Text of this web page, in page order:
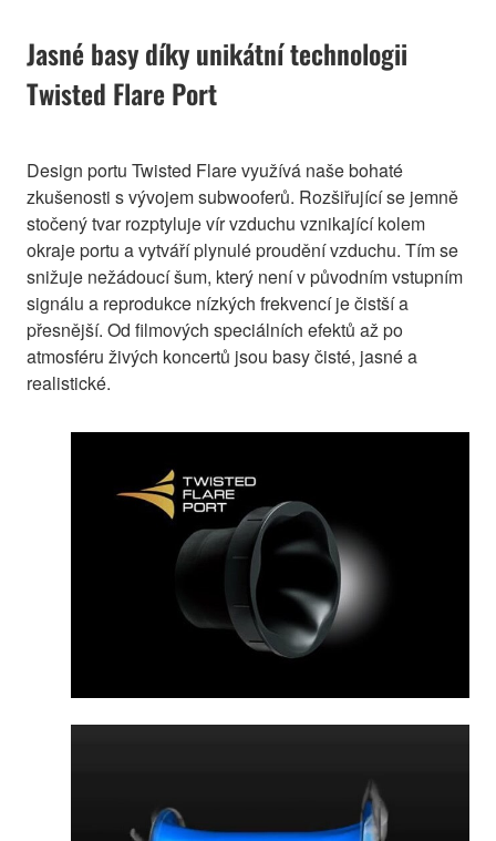
Jasné basy díky unikátní technologii
Twisted Flare Port
Design portu Twisted Flare využívá naše bohaté
zkušenosti s vývojem subwooferů. Rozšiřující se jemně
stočený tvar rozptyluje vír vzduchu vznikající kolem
okraje portu a vytváří plynulé proudění vzduchu. Tím se
snižuje nežádoucí šum, který není v původním vstupním
signálu a reprodukce nízkých frekvencí je čistší a
přesnější. Od filmových speciálních efektů až po
atmosféru živých koncertů jsou basy čisté, jasné a
realistické.